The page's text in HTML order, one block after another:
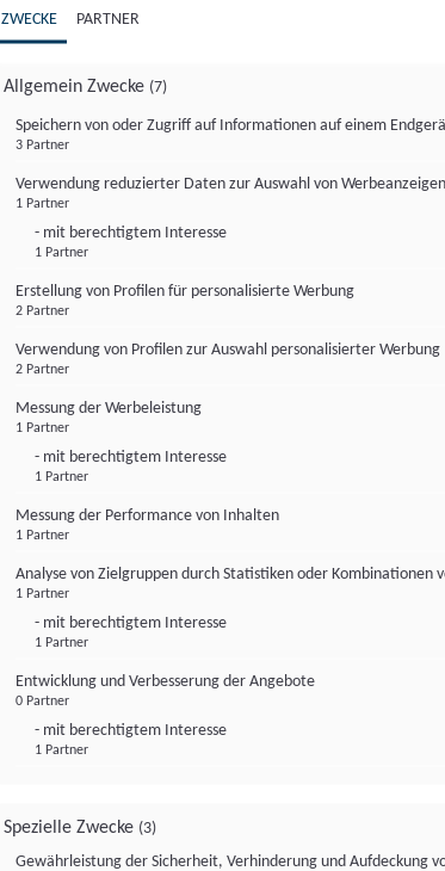
ZWECKE PARTNER
Allgemein Zwecke (7)
Speichern von oder Zugriff auf Informationen auf einem
3 Partner
Verwendung reduzierter Daten zur Auswahl von Werbeanzeigen
1 Partner
- mit berechtigtem Interesse
1 Partner
Erstellung von Profilen für personalisierte Werbung
2 Partner
Verwendung von Profilen zur Auswahl personalisierter Werbung
2 Partner
Messung der Werbeleistung
1 Partner
- mit berechtigtem Interesse
1 Partner
Messung der Performance von Inhalten
1 Partner
Analyse von Zielgruppen durch Statistiken oder Kombinationen
1 Partner
- mit berechtigtem Interesse
1 Partner
Entwicklung und Verbesserung der Angebote
0 Partner
- mit berechtigtem Interesse
1 Partner
Spezielle Zwecke (3)
Gewährleistung der Sicherheit, Verhinderung und Aufdeckung